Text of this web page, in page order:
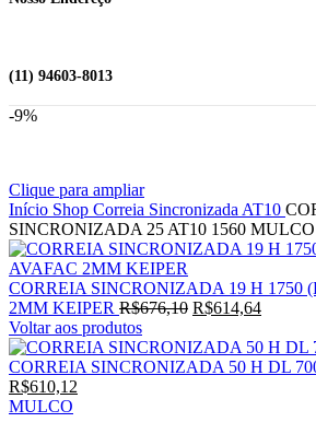
(11) 94603-8013
-9%
Clique para ampliar
Início Shop Correia SincronizadaAT10
SINCRONIZADA 25 AT10 1560 MULCO
CORREIA SINCRONIZADA 19 H 1750
2MM KEIPER R$676,10 O
original
era:
R$614,64O
atual
é:
Voltar aos produtos
CORREIA SINCRONIZADA 50 H DL
R$610,12
MULCO